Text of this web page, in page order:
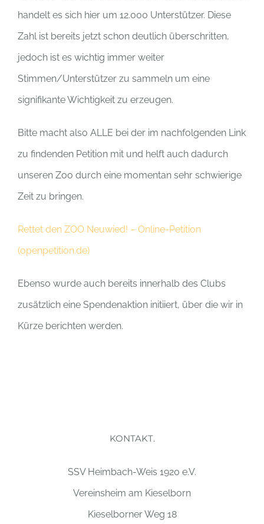
handelt es sich hier um 12.000 Unterstützer. Diese
Zahl ist bereits jetzt schon deutlich überschritten,
jedoch ist es wichtig immer weiter
Stimmen/Unterstützer zu sammeln um eine
signifikante Wichtigkeit zu erzeugen.
Bitte macht also ALLE bei der im nachfolgenden Link
zu findenden Petition mit und helft auch dadurch
unseren Zoo durch eine momentan sehr schwierige
Zeit zu bringen.
Rettet den ZOO Neuwied! – Online-Petition
(openpetition.de)
Ebenso wurde auch bereits innerhalb des Clubs
zusätzlich eine Spendenaktion initiiert, über die wir in
Kürze berichten werden.
KONTAKT.
SSV Heimbach-Weis 1920 e.V.
Vereinsheim am Kieselborn
Kieselborner Weg 18